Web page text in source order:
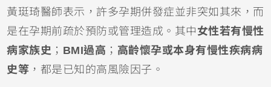
黃珽琦醫師表示，許多孕期併發症並非突如其來，而
是在孕期前疏於預防或管理造成。其中 女性若有慢性
病家族史 ； BMI過高 ； 高齡懷孕或本身有慢性疾病病
史等 ，都是已知的高風險因子。